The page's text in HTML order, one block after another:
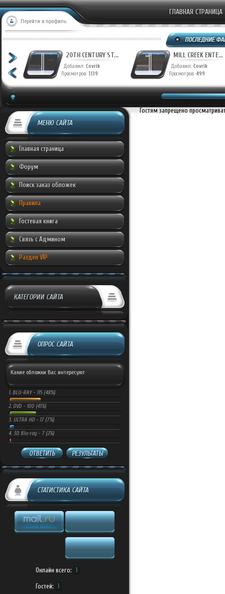
Перейти в профиль
ГЛАВНАЯ СТРАНИЦА
20TH CENTURY ST...
Добавил: Covrik
Просмотров: 1139
MILL CREEK ENTE...
Добавил: Covrik
Просмотров: 499
МЕНЮ САЙТА
Главная страница
Форум
Поиск заказ обложек
Правила
Гостевая книга
Связь с Админом
Раздел VIP
КАТЕГОРИИ САЙТА
ОПРОС САЙТА
Какие обложки Вас интересуют
1. BLU-RAY - 115 (48%)
2. DVD - 100 (41%)
3. ULTRA HD - 17 (7%)
4. 3D Blu-ray - 7 (2%)
ОТВЕТИТЬ РЕЗУЛЬТАТЫ
СТАТИСТИКА САЙТА
Онлайн всего: 1
Гостей: 1
Гостям запрещено